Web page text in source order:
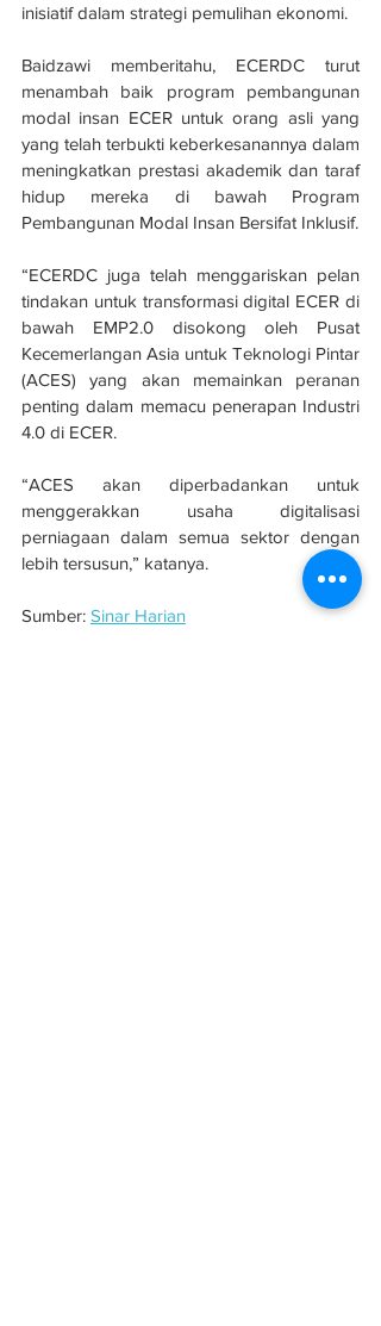
inisiatif dalam strategi pemulihan ekonomi.
Baidzawi memberitahu, ECERDC turut
menambah baik program pembangunan
modal insan ECER untuk orang asli yang
yang telah terbukti keberkesanannya dalam
meningkatkan prestasi akademik dan taraf
hidup mereka di bawah Program
Pembangunan Modal Insan Bersifat Inklusif.
“ECERDC juga telah menggariskan pelan
tindakan untuk transformasi digital ECER di
bawah EMP2.0 disokong oleh Pusat
Kecemerlangan Asia untuk Teknologi Pintar
(ACES) yang akan memainkan peranan
penting dalam memacu penerapan Industri
4.0 di ECER.
“ACES akan diperbadankan untuk
menggerakkan usaha digitalisasi
perniagaan dalam semua sektor dengan
lebih tersusun,” katanya.
Sumber: Sinar Harian